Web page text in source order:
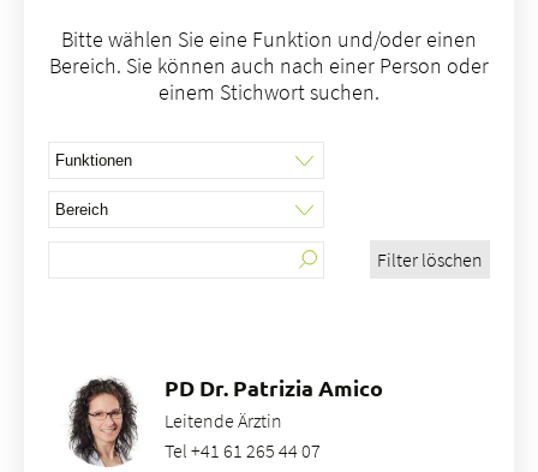
Jobs & Karriere
Qualität
Fachbereiche
Bitte wählen Sie eine Funktion und/oder einen
Bereich. Sie können auch nach einer Person oder
einem Stichwort suchen.
Filter löschen
PD Dr. Patrizia Amico
Leitende Ärztin
Tel +41 61 265 44 07